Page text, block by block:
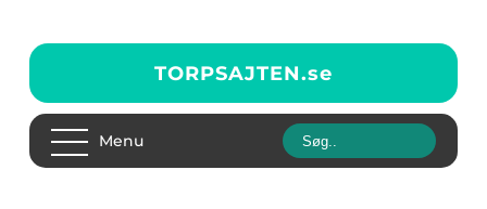
TORPSAJTEN.se
Menu